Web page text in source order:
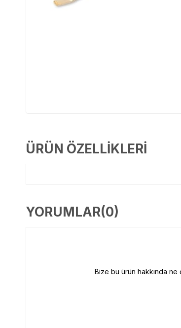
ÜRÜN ÖZELLIKLERI
YORUMLAR(0)
Bize bu ürün hakkında ne